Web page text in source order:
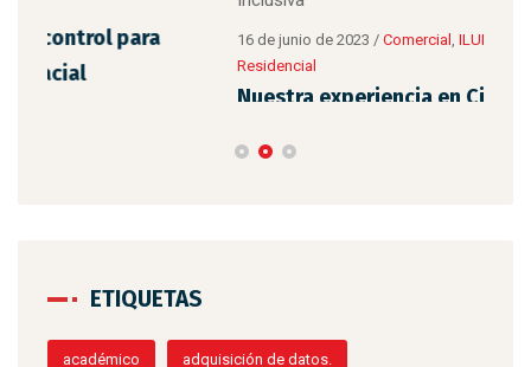
16 de junio de 2023 Comercial,ILUMINACION, Industrial,
Residencial
Nuestra experiencia en Ciudad Inclusiva
ETIQUETAS